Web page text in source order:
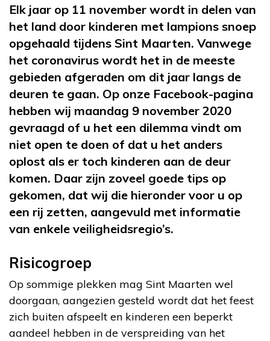
Elk jaar op 11 november wordt in delen van
het land door kinderen met lampions snoep
opgehaald tijdens Sint Maarten. Vanwege
het coronavirus wordt het in de meeste
gebieden afgeraden om dit jaar langs de
deuren te gaan. Op onze Facebook-pagina
hebben wij maandag 9 november 2020
gevraagd of u het een dilemma vindt om
niet open te doen of dat u het anders
oplost als er toch kinderen aan de deur
komen. Daar zijn zoveel goede tips op
gekomen, dat wij die hieronder voor u op
een rij zetten, aangevuld met informatie
van enkele veiligheidsregio’s.
Risicogroep
Op sommige plekken mag Sint Maarten wel
doorgaan, aangezien gesteld wordt dat het feest
zich buiten afspeelt en kinderen een beperkt
aandeel hebben in de verspreiding van het